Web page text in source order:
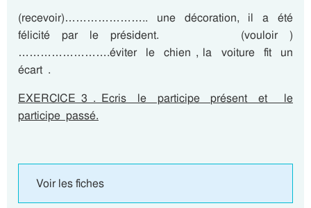
(recevoir)………………….. une décoration, il a été
félicité par le président. (vouloir )
…………………….éviter le chien , la voiture fit un
écart .
EXERCICE 3 . Ecris le participe présent et le
participe passé.
Voir les fiches